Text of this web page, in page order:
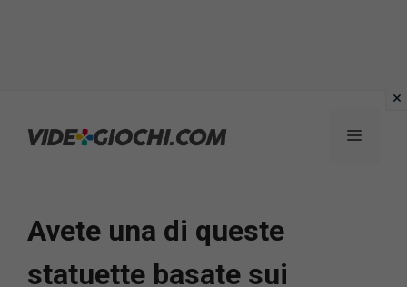
Menu
Avete una di queste
statuette basate sui